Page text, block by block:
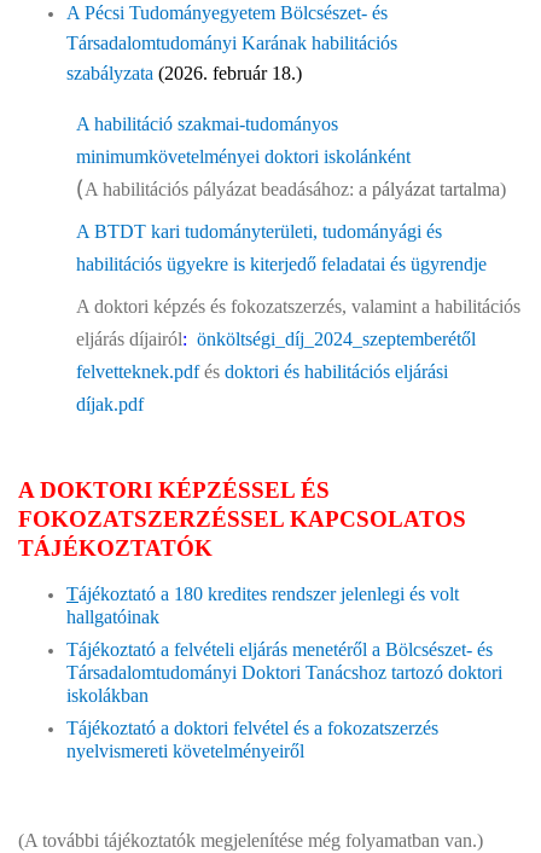
A Pécsi Tudományegyetem Bölcsészet- és
Társadalomtudományi Karának habilitációs
szabályzata (2026. február 18.)
A habilitáció szakmai-tudományos
minimumkövetelményei doktori iskolánként
( A habilitációs pályázat beadásához: a pályázat tartalma)
A BTDT kari tudományterületi, tudományági és
habilitációs ügyekre is kiterjedő feladatai és ügyrendje
A doktori képzés és fokozatszerzés, valamint a habilitációs
eljárás díjairól: önköltségi_díj_2024_szeptemberétől
felvetteknek.pdfés doktori és habilitációs eljárási
díjak.pdf
A DOKTORI KÉPZÉSSEL ÉS
FOKOZATSZERZÉSSEL KAPCSOLATOS
TÁJÉKOZTATÓK
Tájékoztató a 180 kredites rendszer jelenlegi és volt
hallgatóinak
Tájékoztató a felvételi eljárás menetéről a Bölcsészet- és
Társadalomtudományi Doktori Tanácshoz tartozó doktori
iskolákban
Tájékoztató a doktori felvétel és a fokozatszerzés
nyelvismereti követelményeiről
(A további tájékoztatók megjelenítése még folyamatban van.)